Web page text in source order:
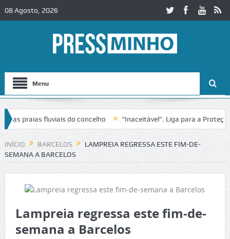
08 Agosto, 2026
Menu
praias fluviais do concelho “Inaceitável”. Liga para a Proteção da
de trânsito no IC2 em Alcobaça Igreja do Castelo de Cerveira
INÍCIO BARCELOS
LAMPREIA REGRESSA ESTE FIM-DE-
SEMANA A BARCELOS
Lampreia regressa este fim-de-
semana a Barcelos